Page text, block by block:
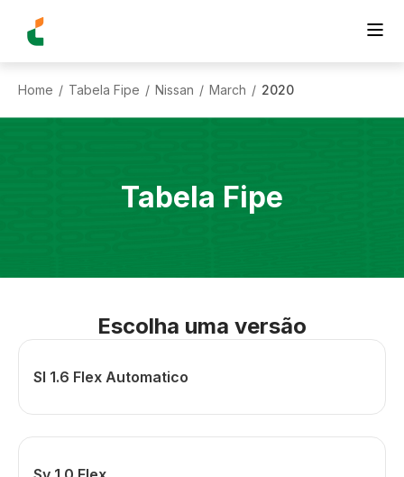
Home / Tabela Fipe / Nissan / March / 2020
Tabela Fipe
Escolha uma versão
Sl 1.6 Flex Automatico